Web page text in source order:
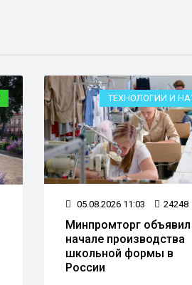
ТЕХНОЛОГИИ И
05.08.2026 11:03 24248
Минпромторг
начале производства
школьной формы в
России